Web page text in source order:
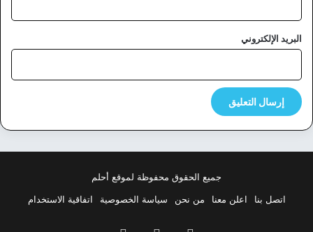
البريد الإلكتروني
جميع الحقوق محفوظة لموقع أحلم
اتصل بنا
اعلن معنا من نحن سياسة الخصوصية اتفاقية الاستخدام